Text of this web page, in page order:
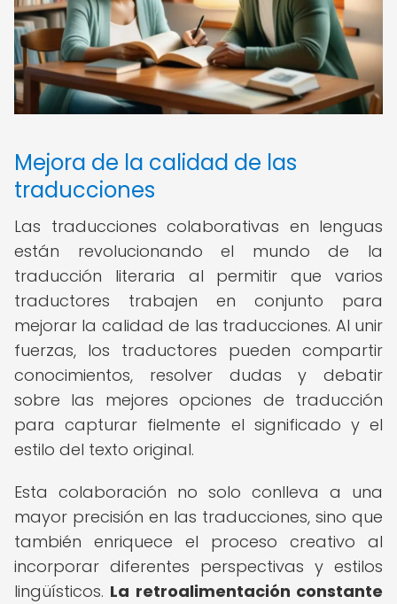
Mejora de la calidad de las
traducciones
Las traducciones colaborativas en lenguas
están revolucionando el mundo de la
traducción literaria al permitir que varios
traductores trabajen en conjunto para
mejorar la calidad de las traducciones. Al unir
fuerzas, los traductores pueden compartir
conocimientos, resolver dudas y debatir
sobre las mejores opciones de traducción
para capturar fielmente el significado y el
estilo del texto original.
Esta colaboración no solo conlleva a una
mayor precisión en las traducciones, sino que
también enriquece el proceso creativo al
incorporar diferentes perspectivas y estilos
lingüísticos. La retroalimentación constante